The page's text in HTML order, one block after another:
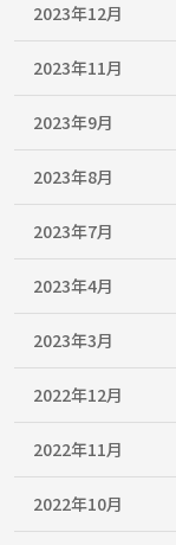
2023年12月
2023年11月
2023年9月
2023年8月
2023年7月
2023年4月
2023年3月
2022年12月
2022年11月
2022年10月